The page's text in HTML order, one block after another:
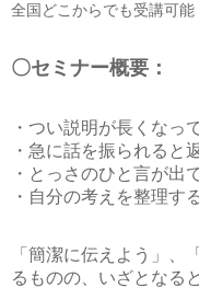
全国どこからでも受講可能
〇セミナー概要：
・つい説明が長くなっ
・急に話を振られると
・とっさのひと言が出
・自分の考えを整理す
「簡潔に伝えよう」、
るものの、いざとなる